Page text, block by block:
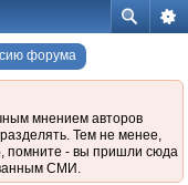
форума
мнением авторов
Тем не менее,
помните - вы пришли сюда
СМИ.